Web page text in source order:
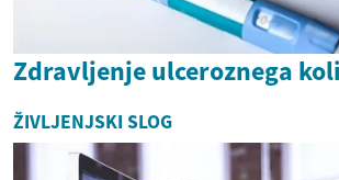
Zdravljenje ulceroznega
ŽIVLJENJSKI SLOG